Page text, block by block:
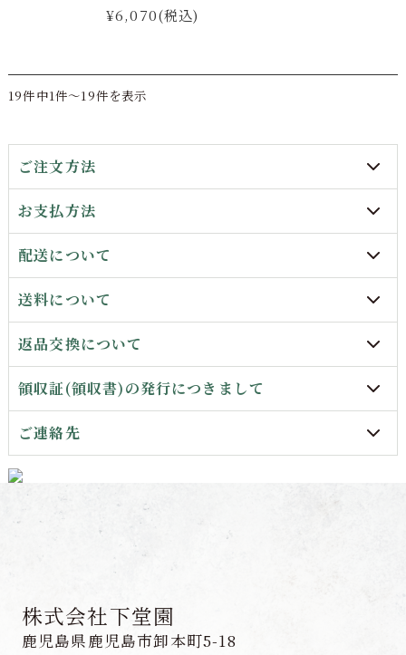
¥6,070(税込)
19件中1件～19件を表示
ご注文方法
お支払方法
配送について
送料について
返品交換について
領収証(領収書)の発行につきまして
ご連絡先
株式会社下堂園
鹿児島県鹿児島市卸本町5-18